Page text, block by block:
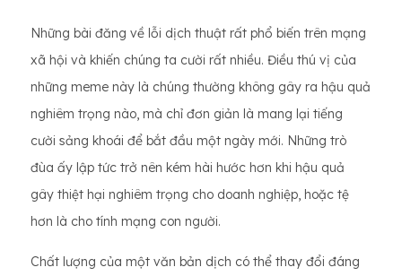
Những bài đăng về lỗi dịch thuật rất phổ biến trên mạng
xã hội và khiến chúng ta cười rất nhiều. Điều thú vị của
những meme này là chúng thường không gây ra hậu quả
nghiêm trọng nào, mà chỉ đơn giản là mang lại tiếng
cười sảng khoái để bắt đầu một ngày mới. Những trò
đùa ấy lập tức trở nên kém hài hước hơn khi hậu quả
gây thiệt hại nghiêm trọng cho doanh nghiệp, hoặc tệ
hơn là cho tính mạng con người.
Chất lượng của một văn bản dịch có thể thay đổi đáng